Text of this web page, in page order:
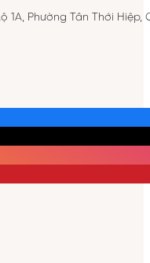
Phường Tân Thới Hiệp,